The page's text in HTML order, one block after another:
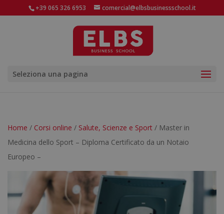
+39 065 326 6953 comercial@elbsbusinessschool.it
Seleziona una pagina
Home / Corsi online / Salute, Scienze e Sport / Master in
Medicina dello Sport – Diploma Certificato da un Notaio
Europeo –